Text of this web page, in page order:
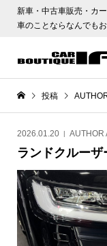
新車・中古車販売・カ
車のことならなんでも
投稿
2026.01.20 AUTHOR
ランドクルー